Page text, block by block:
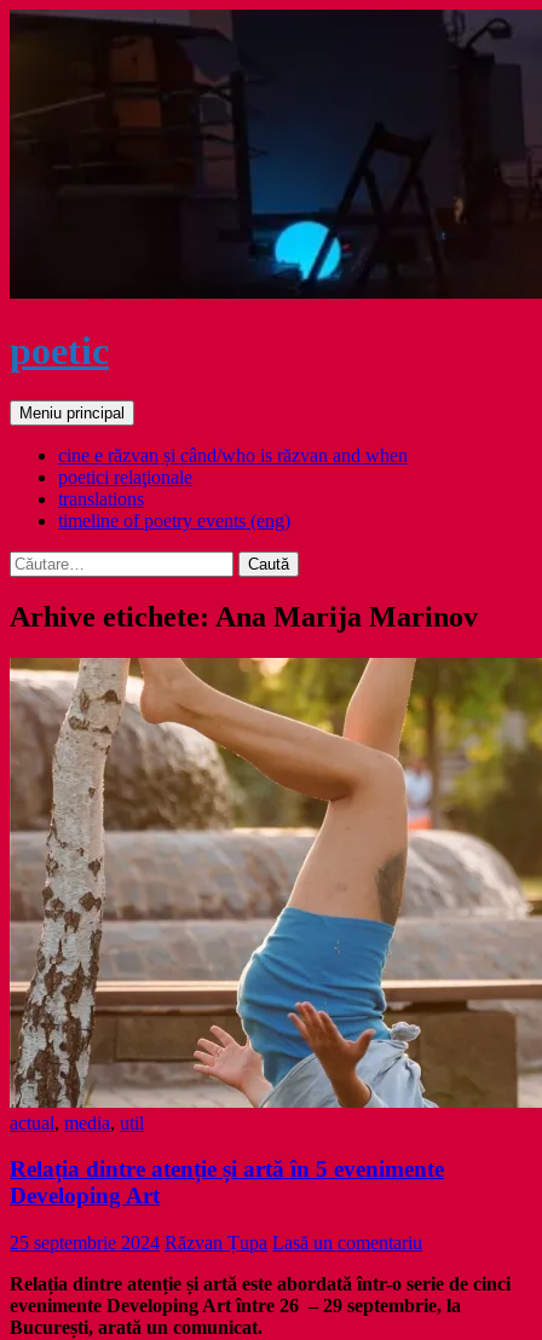
Sari
poetic
Caută
Meniu principal
cine e răzvan și când/who is răzvan and when
poetici relaţionale
translations
timeline of poetry events (eng)
Caută
după:
Arhive etichete: Ana Marija Marinov
actual, media, util
Relația dintre atenție și artă în 5 evenimente
Developing Art
25 septembrie 2024 Răzvan Țupa Lasă un comentariu
Relația dintre atenție și artă este abordată într-o serie de cinci
evenimente Developing Art între 26 – 29 septembrie, la
București, arată un comunicat.